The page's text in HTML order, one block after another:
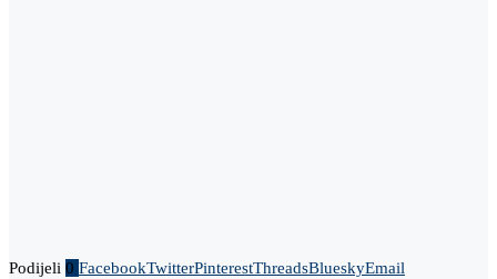
Podijeli 0 FacebookTwitterPinterestThreadsBlueskyEmail